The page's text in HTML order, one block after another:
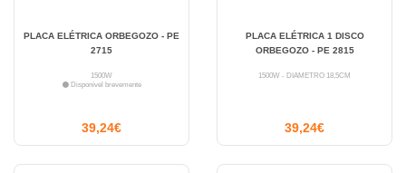
PLACA ELÉTRICA ORBEGOZO - PE
2715
1500W
Disponível brevemente
39,24€
PLACA ELÉTRICA 1 DISCO
ORBEGOZO - PE 2815
1500W - DIÂMETRO 18,5CM
39,24€